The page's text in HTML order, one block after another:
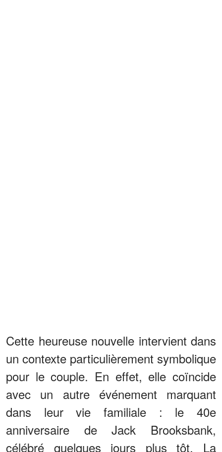
Cette heureuse nouvelle intervient dans
un contexte particulièrement symbolique
pour le couple. En effet, elle coïncide
avec un autre événement marquant
dans leur vie familiale : le 40e
anniversaire de Jack Brooksbank,
célébré quelques jours plus tôt. La